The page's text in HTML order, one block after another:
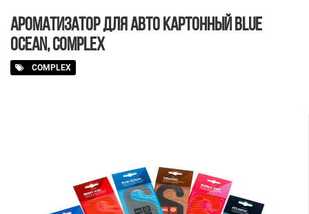
АРОМАТИЗАТОР ДЛЯ АВТО КАРТОННЫЙ BLUE
OCEAN, COMPLEX
COMPLEX